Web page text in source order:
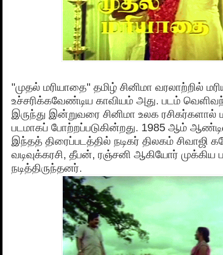
"முதல் மரியாதை" தமிழ் சினிமா வரலாற்றில்
உச்சரிக்கவேண்டிய காவியம் அது. படம்
இருந்து இன்றுவரை சினிமா உலக ரசிகர்களால்
படமாகப் போற்றப்படுகின்றது. 1985 ஆம்
இந்தத் திரைப்படத்தில் நடிகர் திலகம் சிவாஜி
வடிவுக்கரசி, தீபன், ரஞ்சனி ஆகியோர் முக்கிய
நடித்திருந்தனர்.